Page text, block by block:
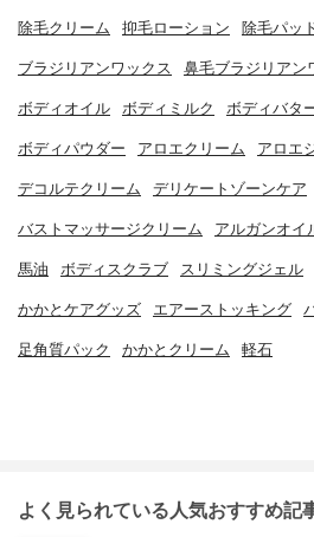
除毛クリーム 抑毛ローション 除毛パッ
ブラジリアンワックス 鼻毛ブラジリアン
ボディオイル ボディミルク ボディバタ
ボディパウダー アロエクリーム アロエ
デコルテクリーム デリケートゾーンケア
バストマッサージクリーム アルガンオイ
馬油 ボディスクラブ スリミングジェル
かかとケアグッズ エアーストッキング
足角質パック かかとクリーム 軽石
よく見られている人気おすすめ記